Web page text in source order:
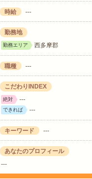
時給 ---
勤務地
勤務エリア 西多摩郡
職種 ---
こだわりINDEX
絶対 ---
できれば ---
キーワード ---
あなたのプロフィール
---